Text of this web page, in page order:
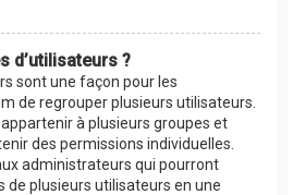
d’utilisateurs ?
sont une façon pour les
de regrouper plusieurs utilisateurs.
à plusieurs groupes et
des permissions individuelles.
administrateurs qui pourront
de plusieurs utilisateurs en une